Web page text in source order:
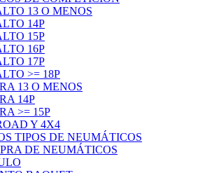
13 O MENOS
14P
15P
16P
17P
>= 18P
13 O MENOS
14P
>= 15P
Y 4X4
TIPOS DE NEUMÁTICOS
DE NEUMÁTICOS